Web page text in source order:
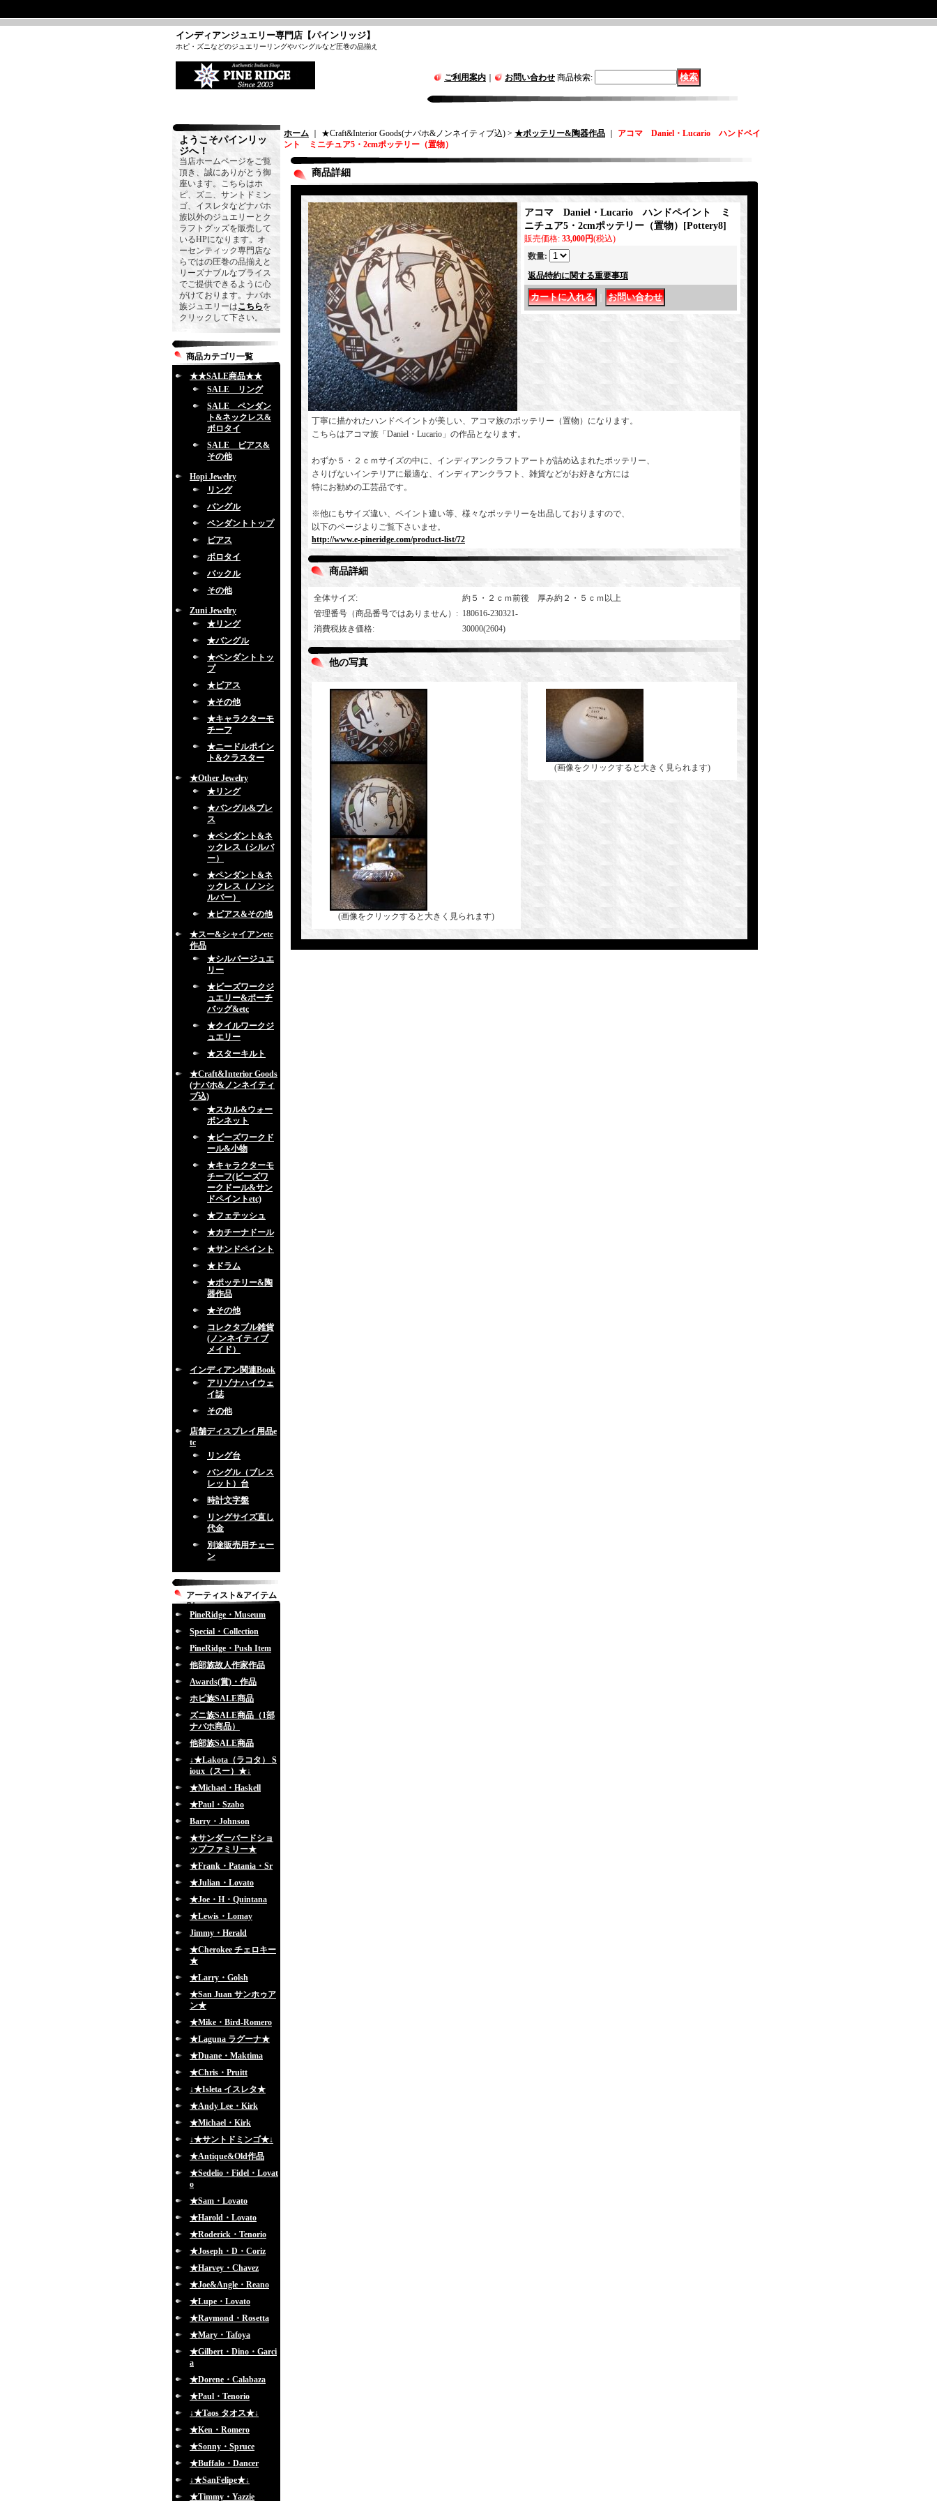
インディアンジュエリー専門店【パインリッジ】
ホピ・ズニなどのジュエリーリングやバングルなど圧巻の品揃え
ご利用案内 お問い合わせ 商品検索:
ようこそパインリッ
ジへ！
当店ホームページをご覧
頂き、誠にありがとう御
座います。こちらはホ
ピ、ズニ、サントドミン
ゴ、イスレタなどナバホ
族以外のジュエリーとク
ラフトグッズを販売して
いるHPになります。オ
ーセンティック専門店な
らではの圧巻の品揃えと
リーズナブルなプライス
でご提供できるように心
がけております。ナバホ
族ジュエリーはこちらを
クリックして下さい。
商品カテゴリ一覧
★★SALE商品★★
SALE リング
SALE ペンダン
ト&ネックレス&
ボロタイ
SALE ピアス&
その他
Hopi Jewelry
リング
バングル
ペンダントトップ
ピアス
ボロタイ
バックル
その他
Zuni Jewelry
★リング
★バングル
★ペンダントトッ
プ
★ピアス
★その他
★キャラクターモ
チーフ
★ニードルポイン
ト&クラスター
★Other Jewelry
★リング
★バングル&ブレ
ス
★ペンダント&ネ
ックレス（シルバ
ー）
★ペンダント&ネ
ックレス（ノンシ
ルバー）
★ピアス&その他
★スー&シャイアンetc
作品
★シルバージュエ
リー
★ビーズワークジ
ュエリー&ポーチ
バッグ&etc
★クイルワークジ
ュエリー
★スターキルト
★Craft&Interior Goods
(ナバホ&ノンネイティ
ブ込)
★スカル&ウォー
ボンネット
★ビーズワークド
ール&小物
★キャラクターモ
チーフ(ビーズワ
ークドール&サン
ドペイントetc)
★フェテッシュ
★カチーナドール
★サンドペイント
★ドラム
★ポッテリー&陶
器作品
★その他
コレクタブル雑貨
(ノンネイティブ
メイド）
インディアン関連Book
アリゾナハイウェ
イ誌
その他
店舗ディスプレイ用品e
tc
リング台
バングル（ブレス
レット）台
時計文字盤
リングサイズ直し
代金
別途販売用チェー
ン
アーティスト&アイテム
別
PineRidge・Museum
Special・Collection
PineRidge・Push Item
他部族故人作家作品
Awards(賞)・作品
ホピ族SALE商品
ズニ族SALE商品（1部
ナバホ商品）
他部族SALE商品
↓★Lakota（ラコタ） S
ioux（スー）★↓
★Michael・Haskell
★Paul・Szabo
Barry・Johnson
★サンダーバードショ
ップファミリー★
★Frank・Patania・Sr
★Julian・Lovato
★Joe・H・Quintana
★Lewis・Lomay
Jimmy・Herald
★Cherokee チェロキー
★
★Larry・Golsh
★San Juan サンホゥア
ン★
★Mike・Bird-Romero
★Laguna ラグーナ★
★Duane・Maktima
★Chris・Pruitt
↓★Isleta イスレタ★
★Andy Lee・Kirk
★Michael・Kirk
↓★サントドミンゴ★↓
★Antique&Old作品
★Sedelio・Fidel・Lovat
o
★Sam・Lovato
★Harold・Lovato
★Roderick・Tenorio
★Joseph・D・Coriz
★Harvey・Chavez
★Joe&Angle・Reano
★Lupe・Lovato
★Raymond・Rosetta
★Mary・Tafoya
★Gilbert・Dino・Garci
a
★Dorene・Calabaza
★Paul・Tenorio
↓★Taos タオス★↓
★Ken・Romero
★Sonny・Spruce
★Buffalo・Dancer
↓★SanFelipe★↓
★Timmy・Yazzie
ホーム ｜ ★Craft&Interior Goods(ナバホ&ノンネイティブ込) > ★ポッテリー&陶器作品
アコマ Daniel・Lucario ハンドペイ
ント ミニチュア5・2cmポッテリー（置物）
商品詳細
アコマ Daniel・Lucario ハンドペイント ミ
ニチュア5・2cmポッテリー（置物）
[Pottery8]
販売価格: 33,000円(税込)
数量:
返品特約に関する重要事項
丁寧に描かれたハンドペイントが美しい、アコマ族のポッテリー（置物）になります。
こちらはアコマ族「Daniel・Lucario」の作品となります。
わずか５・２ｃｍサイズの中に、インディアンクラフトアートが詰め込まれたポッテリー、
さりげないインテリアに最適な、インディアンクラフト、雑貨などがお好きな方には
特にお勧めの工芸品です。
※他にもサイズ違い、ペイント違い等、様々なポッテリーを出品しておりますので、
以下のページよりご覧下さいませ。
http://www.e-pineridge.com/product-list/72
商品詳細
全体サイズ:
約５・２ｃｍ前後 厚み約２・５ｃｍ以上
管理番号（商品番号ではありません） : 180616-230321-
消費税抜き価格: 30000(2604)
他の写真
(画像をクリックすると大きく見られます)
(画像をクリックすると大きく見られます)